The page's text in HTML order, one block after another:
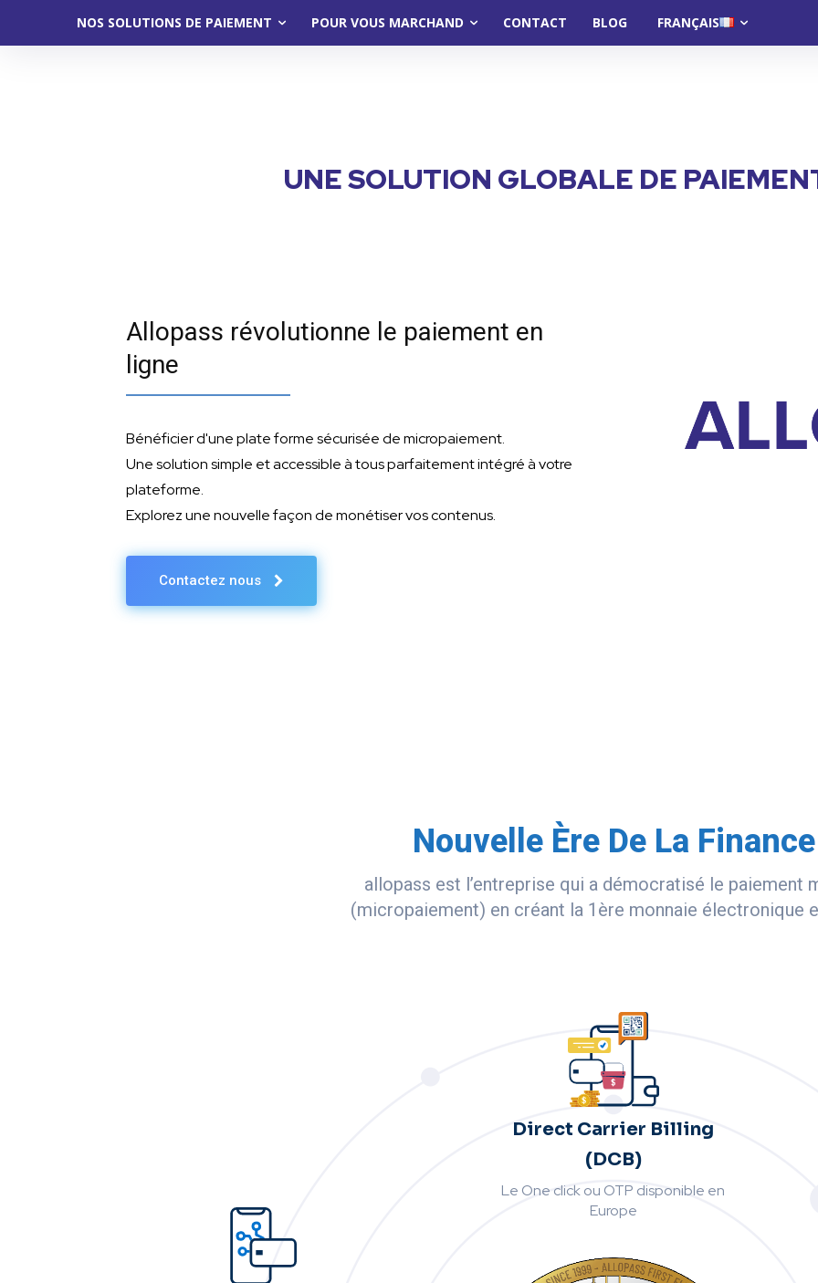
NOS SOLUTIONS DE PAIEMENT POUR VOUS MARCHAND CONTACT BLOG FRANÇAIS
UNE SOLUTION GLOBALE DE
Allopass révolutionne le paiement en
ligne
Bénéficier d'une plate forme sécurisée de micropaiement.
Une solution simple et accessible à tous parfaitement intégré à votre
plateforme.
Explorez une nouvelle façon de monétiser vos contenus.
Contactez nous
Nouvelle Ère De La Finance
allopass est l’entreprise qui a démocratisé le paiement
(micropaiement) en créant la 1ère monnaie électronique
Direct Carrier Billing
(DCB)
Le One click ou OTP disponible en
Europe